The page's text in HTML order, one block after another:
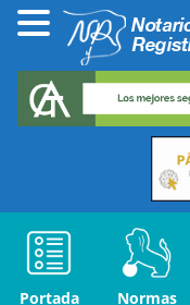
Portada Normas